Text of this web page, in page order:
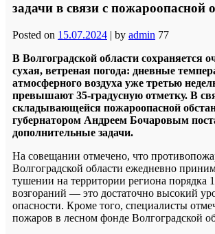
задачи в связи с пожароопасной
Posted on 15.07.2024 | by admin 77
В Волгоградской области сохраняется
сухая, ветреная погода: дневные
атмосферного воздуха уже третью
превышают 35-градусную отметку. В
складывающейся пожароопасной
губернатором Андреем Бочаровым
дополнительные задачи.
На совещании отмечено, что
Волгоградской области ежедневно
тушении на территории региона порядка
возгораний — это достаточно высокий
опасности. Кроме того, специалисты
пожаров в лесном фонде Волгоградской